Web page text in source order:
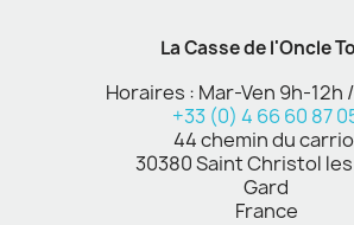
La Casse de l'Oncle
Horaires : Mar-Ven 9h-12h
+33 (0) 4 66 60 87
44 chemin du
30380 Saint Christol
Gard
France